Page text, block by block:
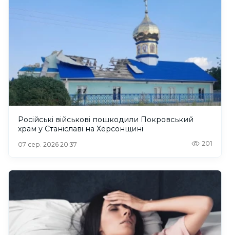
Російські військові пошкодили Покровський
храм у Станіславі на Херсонщині
07 сер. 2026 20:37 201